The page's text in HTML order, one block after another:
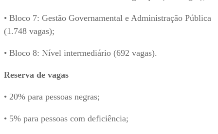
• Bloco 7: Gestão Governamental e Administração Pública
(1.748 vagas);
• Bloco 8: Nível intermediário (692 vagas).
Reserva de vagas
• 20% para pessoas negras;
• 5% para pessoas com deficiência;